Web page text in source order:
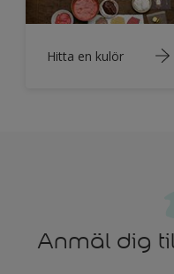
Hitta en kulör
Anmäl dig